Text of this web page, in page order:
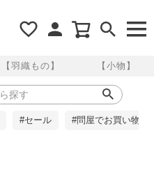
【羽織もの】 【小物】
#セール #問屋でお買い物